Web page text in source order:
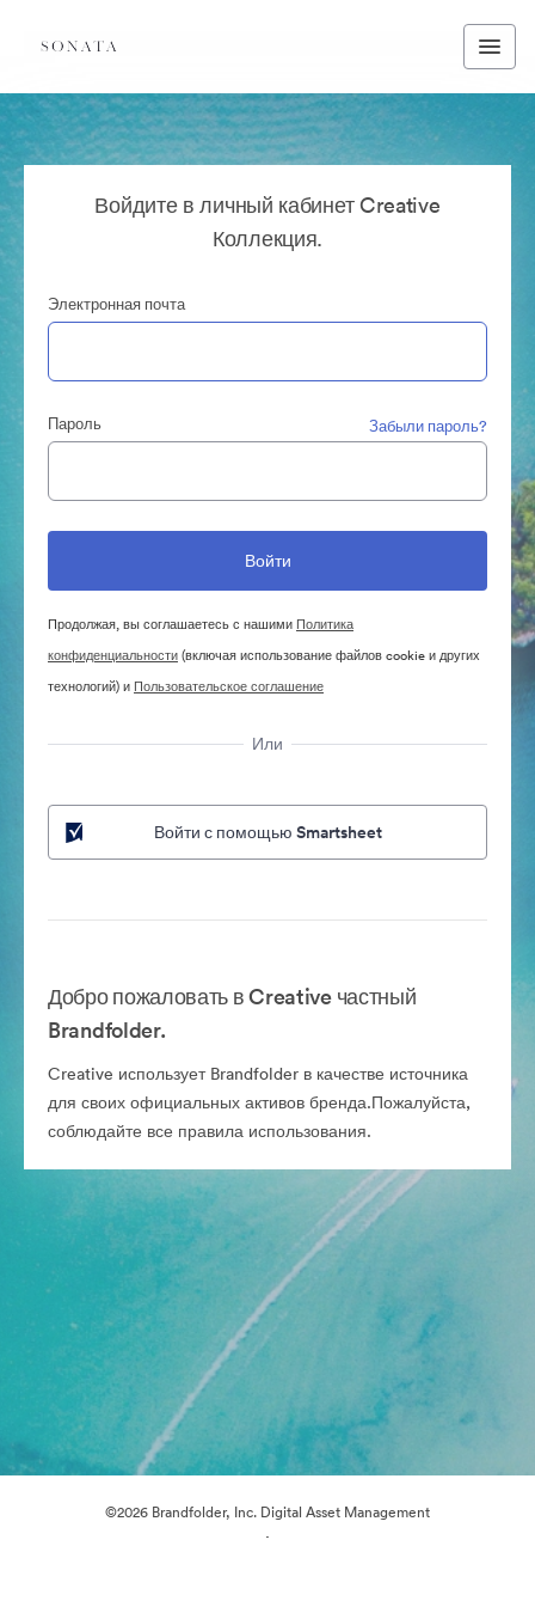
Войдите в личный кабинет Creative
Коллекция.
Электронная почта
Пароль Забыли пароль?
Продолжая, вы соглашаетесь с нашими Политика
конфиденциальности(включая использование файлов cookie и других
технологий) и Пользовательское соглашение
Или
Войти с помощью Smartsheet
Добро пожаловать в Creative частный
Brandfolder.
Creative использует Brandfolder в качестве источника
для своих официальных активов бренда.Пожалуйста,
соблюдайте все правила использования.
©2026 Brandfolder, Inc. Digital Asset Management
·